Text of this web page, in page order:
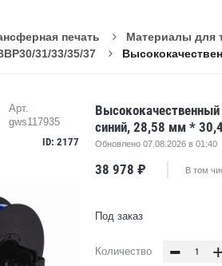
печать Материалы для
31/33/35/37
Арт.
gws117935
ID: 2177
синий, 28,58 мм *
Обновлено 07.08.2026 в 01:40
38 978 ₽ В том
Под заказ
Количество -